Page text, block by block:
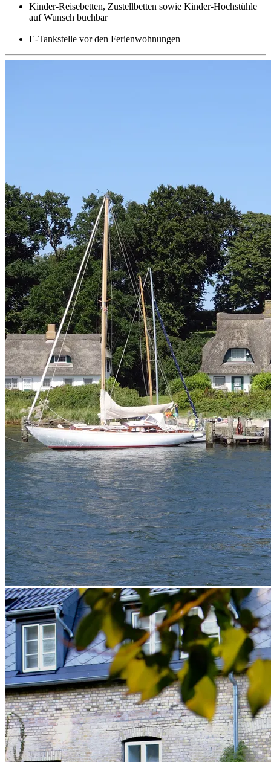
Kinder-Reisebetten, Zustellbetten sowie Kinder-Hochstühle
auf Wunsch buchbar
E-Tankstelle vor den Ferienwohnungen